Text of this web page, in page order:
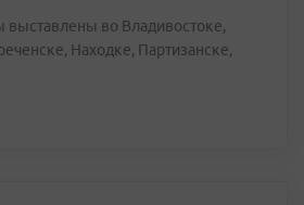
выставлены во Владивостоке,
Находке, Партизанске,